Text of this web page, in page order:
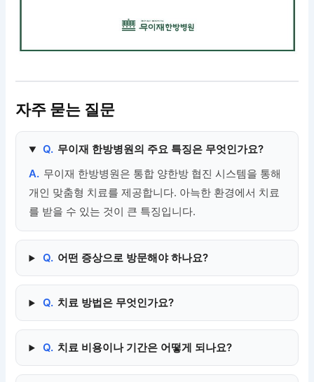
자주 묻는 질문
Q. 무이재 한방병원의 주요 특징은 무엇인가요?
A. 무이재 한방병원은 통합 양한방 협진 시스템을 통해
개인 맞춤형 치료를 제공합니다. 아늑한 환경에서 치료
를 받을 수 있는 것이 큰 특징입니다.
Q. 어떤 증상으로 방문해야 하나요?
Q. 치료 방법은 무엇인가요?
Q. 치료 비용이나 기간은 어떻게 되나요?